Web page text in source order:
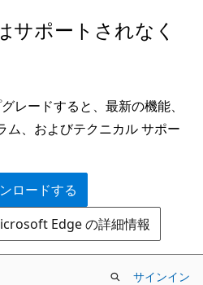
サポートされなく
レードすると、最新の機能、
ム、およびテクニカル サポー
ロードする
Edge の詳細情報
サインイン